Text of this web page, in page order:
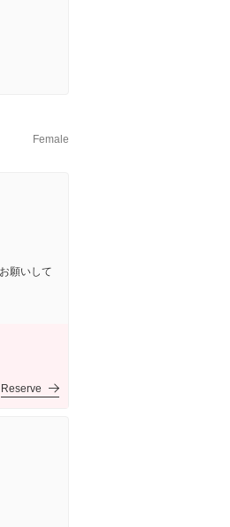
Female
願いして
Reserve